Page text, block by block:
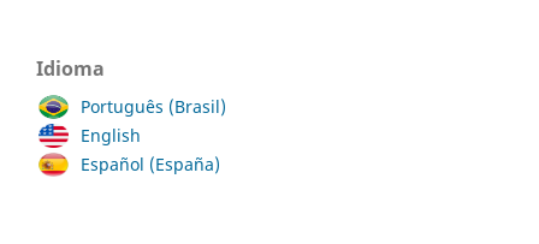
Idioma
Português (Brasil)
English
Español (España)